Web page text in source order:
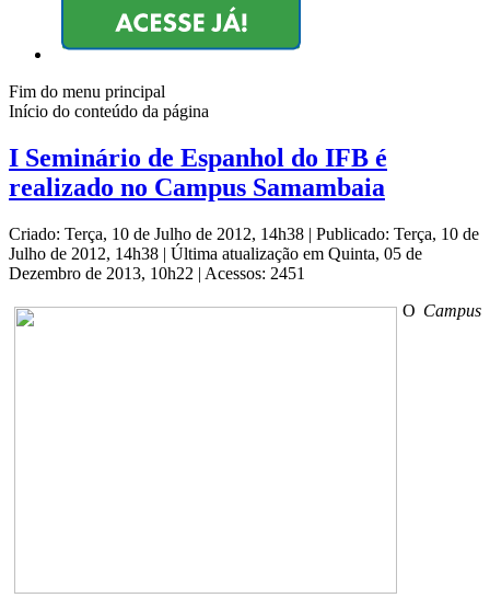
Fim do menu principal
Início do conteúdo da página
I Seminário de Espanhol do IFB é
realizado no Campus Samambaia
Criado: Terça, 10 de Julho de 2012, 14h38 | Publicado: Terça, 10 de
Julho de 2012, 14h38 | Última atualização em Quinta, 05 de
Dezembro de 2013, 10h22 | Acessos: 2451
O Campus